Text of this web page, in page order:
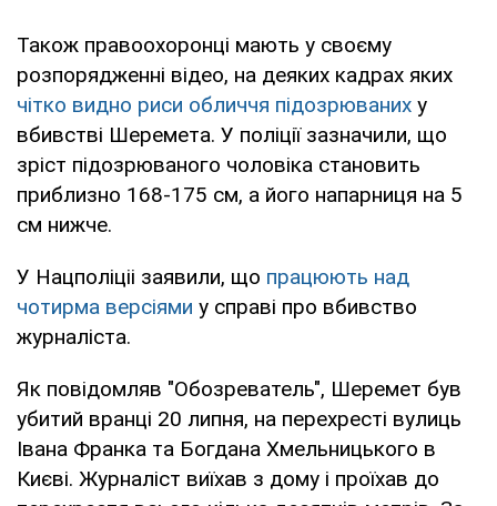
Також правоохоронці мають у своєму
розпорядженні відео, на деяких кадрах яких
чітко видно риси обличчя підозрюваних у
вбивстві Шеремета. У поліції зазначили, що
зріст підозрюваного чоловіка становить
приблизно 168-175 см, а його напарниця на 5
см нижче.
У Нацполіціі заявили, що працюють над
чотирма версіями у справі про вбивство
журналіста.
Як повідомляв "Обозреватель", Шеремет був
убитий вранці 20 липня, на перехресті вулиць
Івана Франка та Богдана Хмельницького в
Києві. Журналіст виїхав з дому і проїхав до